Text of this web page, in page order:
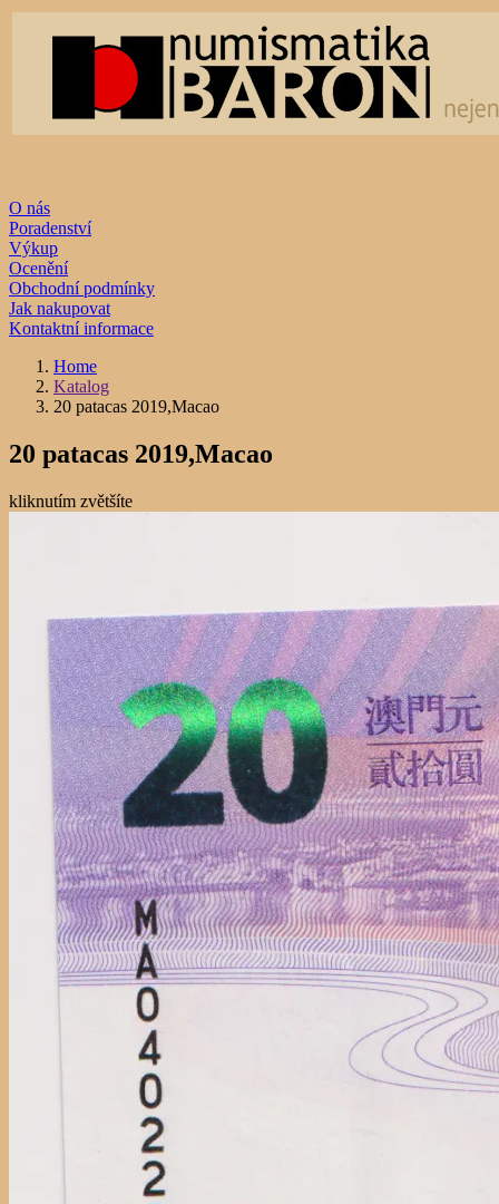
O nás
Poradenství
Výkup
Ocenění
Obchodní podmínky
Jak nakupovat
Kontaktní informace
Home
Katalog
20 patacas 2019,Macao
20 patacas 2019,Macao
kliknutím zvětšíte